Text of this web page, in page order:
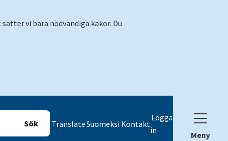
vi bara nödvändiga kakor. Du
TranslateSuomeksi Kontakt
Logga
in
Meny